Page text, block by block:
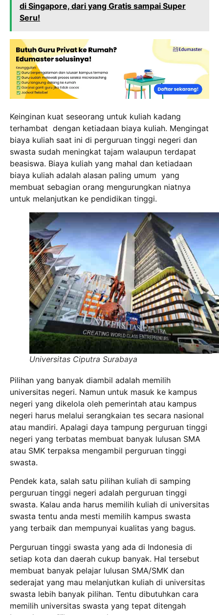
di Singapore, dari yang Gratis sampai Super
Seru!
Keinginan kuat seseorang untuk kuliah kadang
terhambat dengan ketiadaan biaya kuliah. Mengingat
biaya kuliah saat ini di perguruan tinggi negeri dan
swasta sudah meningkat tajam walaupun terdapat
beasiswa. Biaya kuliah yang mahal dan ketiadaan
biaya kuliah adalah alasan paling umum yang
membuat sebagian orang mengurungkan niatnya
untuk melanjutkan ke pendidikan tinggi.
Universitas Ciputra Surabaya
Pilihan yang banyak diambil adalah memilih
universitas negeri. Namun untuk masuk ke kampus
negeri yang dikelola oleh pemerintah atau kampus
negeri harus melalui serangkaian tes secara nasional
atau mandiri. Apalagi daya tampung perguruan tinggi
negeri yang terbatas membuat banyak lulusan SMA
atau SMK terpaksa mengambil perguruan tinggi
swasta.
Pendek kata, salah satu pilihan kuliah di samping
perguruan tinggi negeri adalah perguruan tinggi
swasta. Kalau anda harus memilih kuliah di universitas
swasta tentu anda mesti memilih kampus swasta
yang terbaik dan mempunyai kualitas yang bagus.
Perguruan tinggi swasta yang ada di Indonesia di
setiap kota dan daerah cukup banyak. Hal tersebut
membuat banyak pelajar lulusan SMA/SMK dan
sederajat yang mau melanjutkan kuliah di universitas
swasta lebih banyak pilihan. Tentu dibutuhkan cara
memilih universitas swasta yang tepat ditengah